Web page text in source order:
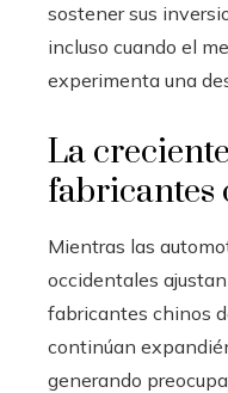
sostener sus
incluso cuando el
experimenta una
La
fabricantes
Mientras las
occidentales
fabricantes chinos
continúan
generando